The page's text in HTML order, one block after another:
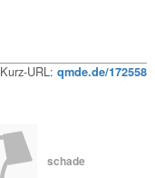
Kurz-URL: qmde.de/172558
schade